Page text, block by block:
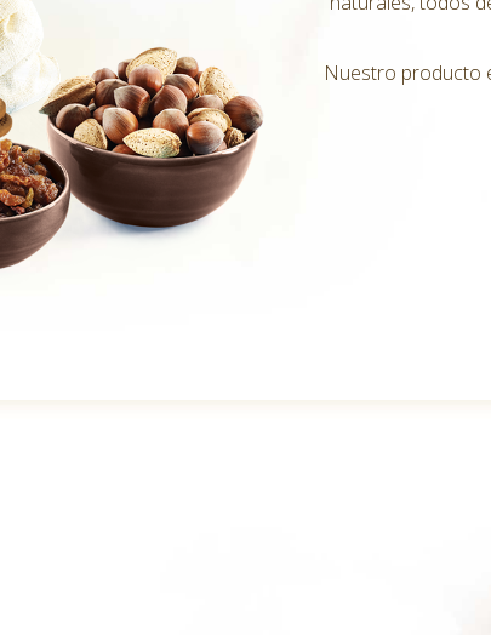
Nuestro producto